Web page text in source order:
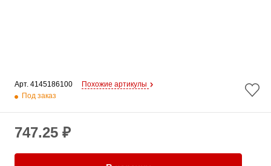
Арт. 4145186100
Похожие артикулы
Под заказ
747.25 ₽